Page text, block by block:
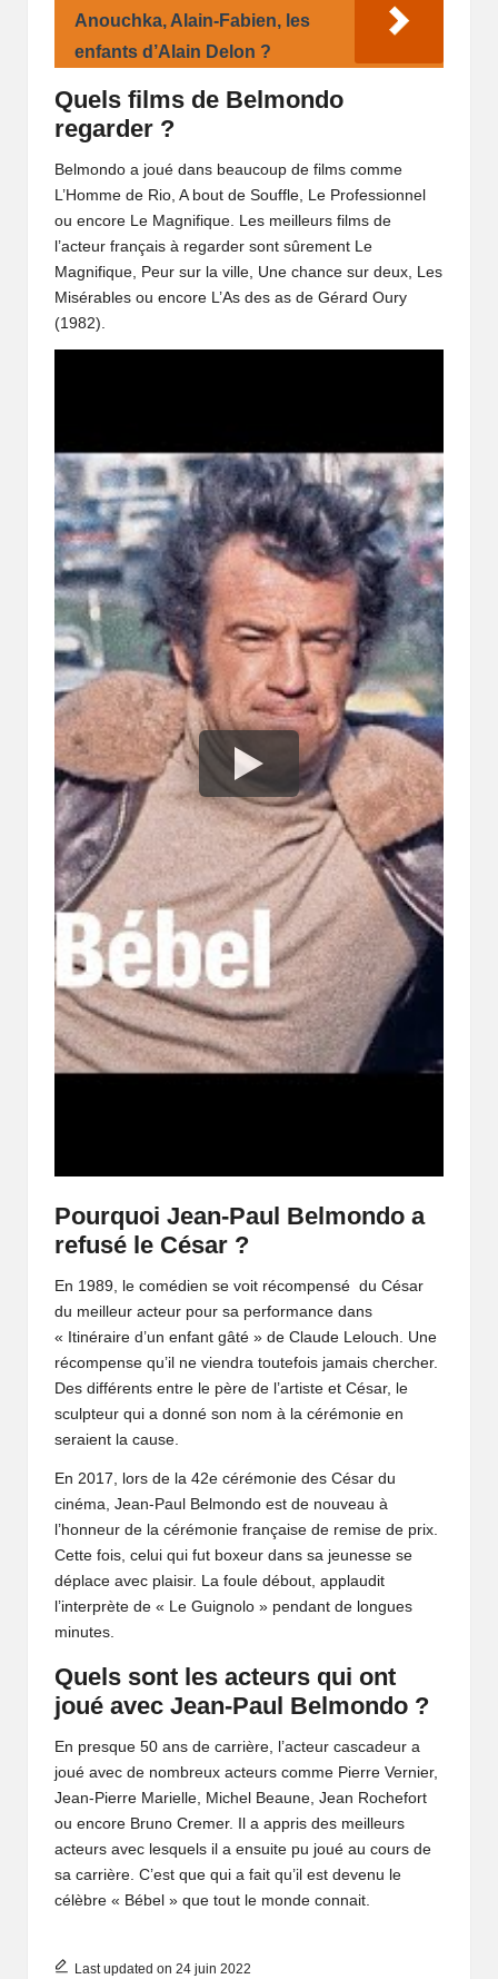
Anouchka, Alain-Fabien, les
enfants d’Alain Delon ?
Quels films de Belmondo
regarder ?
Belmondo a joué dans beaucoup de films comme
L’Homme de Rio, A bout de Souffle, Le Professionnel
ou encore Le Magnifique. Les meilleurs films de
l’acteur français à regarder sont sûrement Le
Magnifique, Peur sur la ville, Une chance sur deux, Les
Misérables ou encore L’As des as de Gérard Oury
(1982).
Pourquoi Jean-Paul Belmondo a
refusé le César ?
En 1989, le comédien se voit récompensé du César
du meilleur acteur pour sa performance dans
« Itinéraire d’un enfant gâté » de Claude Lelouch. Une
récompense qu’il ne viendra toutefois jamais chercher.
Des différents entre le père de l’artiste et César, le
sculpteur qui a donné son nom à la cérémonie en
seraient la cause.
En 2017, lors de la 42e cérémonie des César du
cinéma, Jean-Paul Belmondo est de nouveau à
l’honneur de la cérémonie française de remise de prix.
Cette fois, celui qui fut boxeur dans sa jeunesse se
déplace avec plaisir. La foule débout, applaudit
l’interprète de « Le Guignolo » pendant de longues
minutes.
Quels sont les acteurs qui ont
joué avec Jean-Paul Belmondo ?
En presque 50 ans de carrière, l’acteur cascadeur a
joué avec de nombreux acteurs comme Pierre Vernier,
Jean-Pierre Marielle, Michel Beaune, Jean Rochefort
ou encore Bruno Cremer. Il a appris des meilleurs
acteurs avec lesquels il a ensuite pu joué au cours de
sa carrière. C’est que qui a fait qu’il est devenu le
célèbre « Bébel » que tout le monde connait.
Last updated on 24 juin 2022